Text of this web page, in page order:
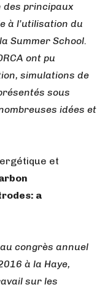
des principaux
à l’utilisation du
Summer School.
ont pu
simulations de
sous
idées et
et
a
congrès annuel
à la Haye,
sur les